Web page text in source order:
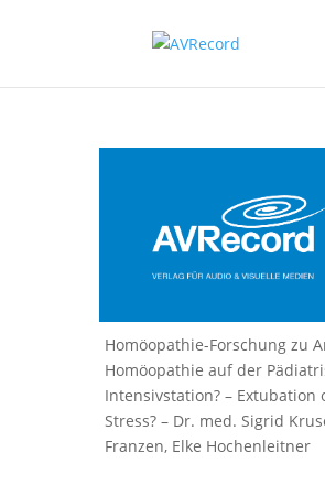
Homöopathie-Forschung zu
Homöopathie auf der
Intensivstation? – Extubation
Stress? – Dr. med. Sigrid
Franzen, Elke Hochenleitner